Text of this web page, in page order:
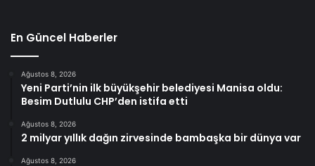
En Güncel Haberler
Ağustos 8, 2026
Yeni Parti’nin ilk büyükşehir belediyesi Manisa oldu:
Besim Dutlulu CHP’den istifa etti
Ağustos 8, 2026
2 milyar yıllık dağın zirvesinde bambaşka bir dünya var
Ağustos 8, 2026